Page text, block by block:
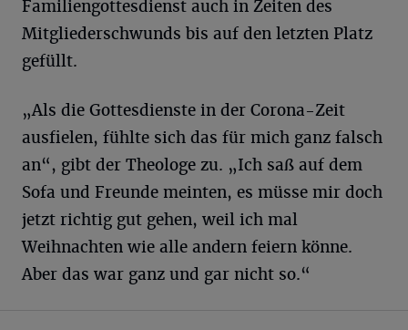
Familiengottesdienst auch in Zeiten des
Mitgliederschwunds bis auf den letzten Platz
gefüllt.
„Als die Gottesdienste in der Corona-Zeit
ausfielen, fühlte sich das für mich ganz falsch
an“, gibt der Theologe zu. „Ich saß auf dem
Sofa und Freunde meinten, es müsse mir doch
jetzt richtig gut gehen, weil ich mal
Weihnachten wie alle andern feiern könne.
Aber das war ganz und gar nicht so.“